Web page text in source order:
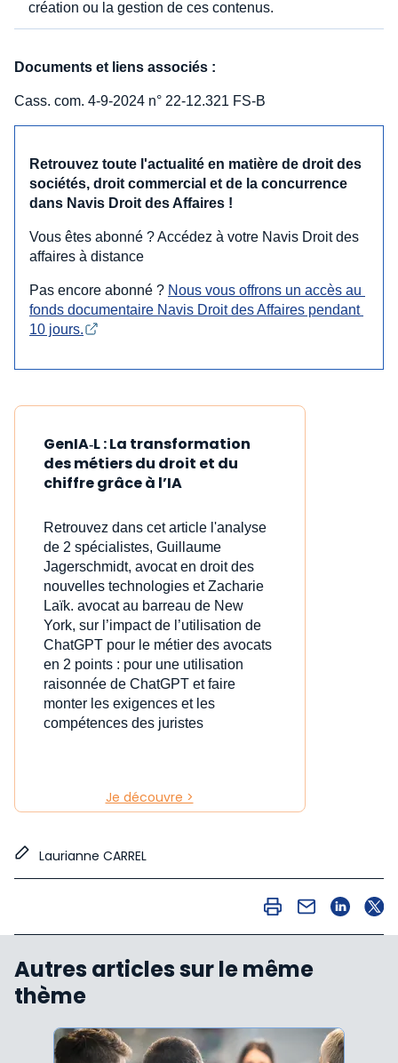
création ou la gestion de ces contenus.
Documents et liens associés :
Cass. com. 4-9-2024 n° 22-12.321 FS-B
Retrouvez toute l'actualité en matière de droit des
sociétés, droit commercial et de la concurrence
dans Navis Droit des Affaires !
Vous êtes abonné ? Accédez à votre Navis Droit des
affaires à distance
Pas encore abonné ? Nous vous offrons un accès au
fonds documentaire Navis Droit des Affaires pendant
10 jours.
GenIA‑L : La transformation
des métiers du droit et du
chiffre grâce à l’IA
Retrouvez dans cet article l'analyse
de 2 spécialistes, Guillaume
Jagerschmidt, avocat en droit des
nouvelles technologies et Zacharie
Laïk. avocat au barreau de New
York, sur l’impact de l’utilisation de
ChatGPT pour le métier des avocats
en 2 points : pour une utilisation
raisonnée de ChatGPT et faire
monter les exigences et les
compétences des juristes
Je découvre >
Laurianne CARREL
Autres articles sur le même
thème